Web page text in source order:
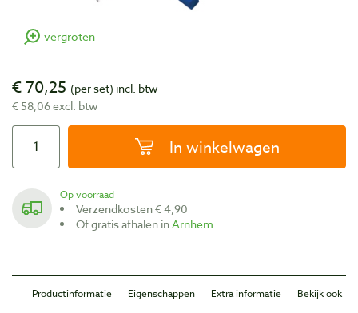
vergroten
€ 70,25 (per set) incl. btw
€ 58,06 excl. btw
In winkelwagen
Op voorraad
Verzendkosten € 4,90
Of gratis afhalen inArnhem
Productinformatie Eigenschappen Extra informatie Bekijk ook